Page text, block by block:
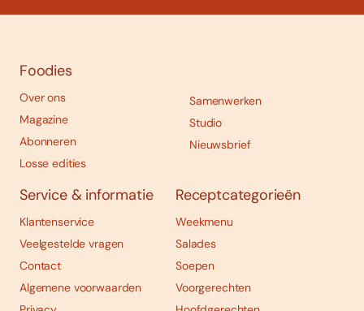
Foodies
Over ons
Magazine
Abonneren
Losse edities
Samenwerken
Studio
Nieuwsbrief
Service & informatie
Klantenservice
Veelgestelde vragen
Contact
Algemene voorwaarden
Receptcategorieën
Weekmenu
Salades
Soepen
Voorgerechten